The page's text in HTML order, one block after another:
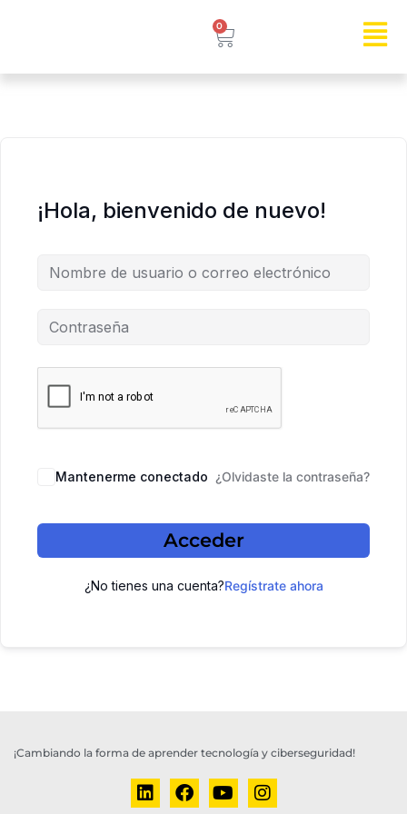
0
¡Hola, bienvenido de nuevo!
Mantenerme conectado ¿Olvidaste la contraseña?
Acceder
¿No tienes una cuenta?Regístrate ahora
¡Cambiando la forma de aprender tecnología y ciberseguridad!